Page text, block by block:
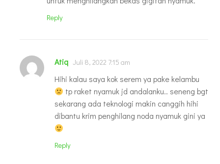
Reply
Atiq Juli 8, 2022 7:15 am
Hihi kalau saya kok serem ya pake kelambu
tp raket nyamuk jd andalanku.. seneng bgt
sekarang ada teknologi makin canggih hihi
dibantu krim penghilang noda nyamuk gini ya
Reply